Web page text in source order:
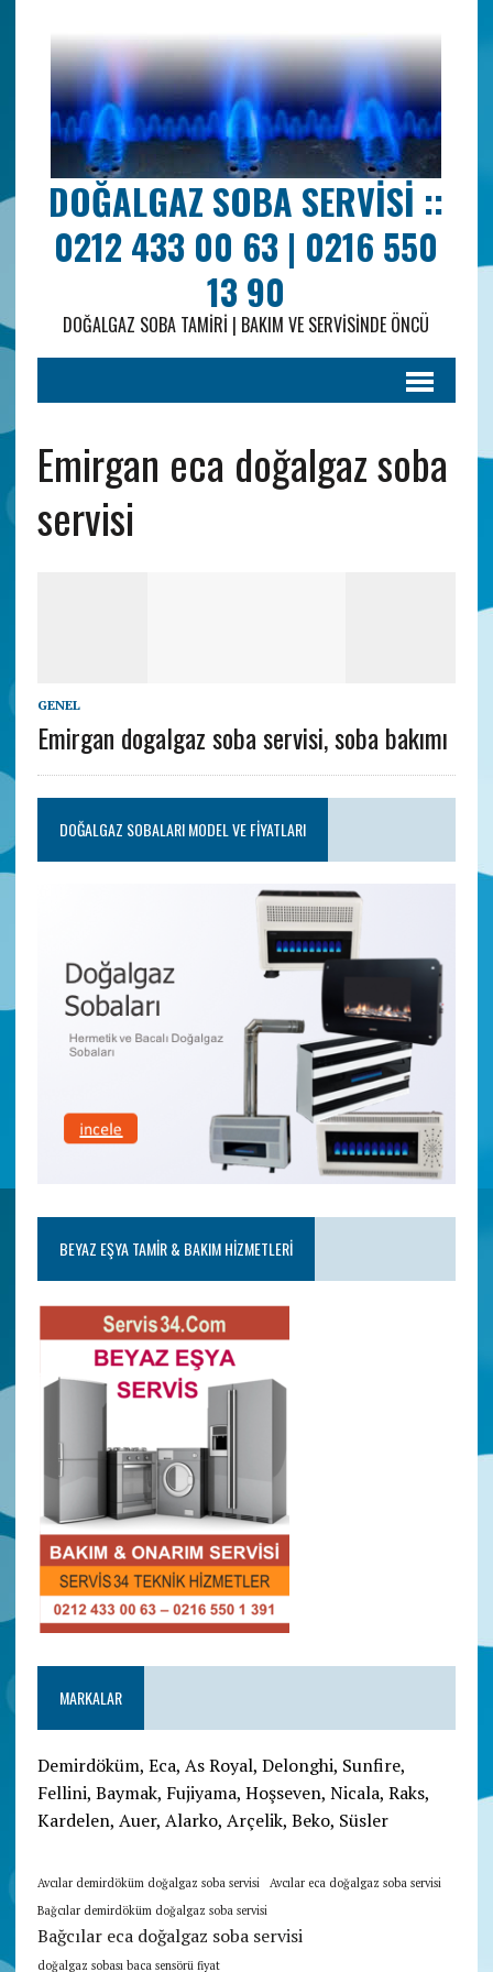
DOĞALGAZ SOBA SERVISI ::
0212 433 00 63 | 0216 550
13 90
DOĞALGAZ SOBA TAMIRI | BAKIM VE SERVISINDE ÖNCÜ
Emirgan eca doğalgaz soba
servisi
GENEL
Emirgan dogalgaz soba servisi, soba bakımı
DOĞALGAZ SOBALARI MODEL VE FIYATLARI
BEYAZ EŞYA TAMIR & BAKIM HIZMETLERI
MARKALAR
Demirdöküm, Eca, As Royal, Delonghi, Sunfire,
Fellini, Baymak, Fujiyama, Hoşseven, Nicala, Raks,
Kardelen, Auer, Alarko, Arçelik, Beko, Süsler
Avcılar demirdöküm doğalgaz soba servisi
Avcılar eca doğalgaz soba servisi
Bağcılar demirdöküm doğalgaz soba servisi
Bağcılar eca doğalgaz soba servisi
doğalgaz sobası baca sensörü fiyat